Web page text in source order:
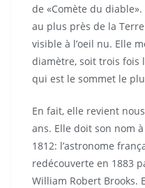
de «Comète du diable».
au plus près de la
visible à l’oeil nu. Elle
diamètre, soit trois fois
qui est le sommet le
En fait, elle revient
ans. Elle doit son nom
1812: l’astronome
redécouverte en 1883
William Robert Brooks.